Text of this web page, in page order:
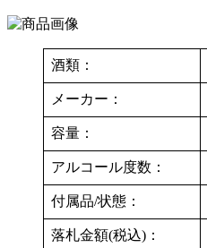
酒類：
メーカー：
容量：
アルコール度数：
付属品/状態：
落札金額(税込)：